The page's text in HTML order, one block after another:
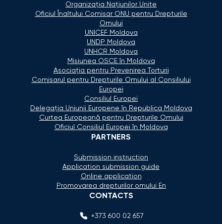
Organizaţia Naţiunilor Unite
Oficiul Înaltului Comisar ONU pentru Drepturile
Omului
UNICEF Moldova
UNDP Moldova
UNHCR Moldova
Misiunea OSCE în Moldova
Asociaţia pentru Prevenirea Torturii
Comisarul pentru Drepturile Omului al Consiliului
Europei
Consiliul Europei
Delegaţia Uniunii Europene în Republica Moldova
Curtea Europeană pentru Drepturile Omului
Oficiul Consiliul Europei în Moldova
PARTNERS
Submission instruction
Application submission guide
Online application
Promovarea drepturilor omului En
CONTACTS
+373 600 02 657